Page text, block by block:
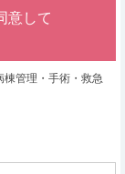
意して
管理・手術・救急